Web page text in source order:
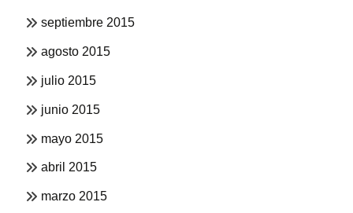
septiembre 2015
agosto 2015
julio 2015
junio 2015
mayo 2015
abril 2015
marzo 2015